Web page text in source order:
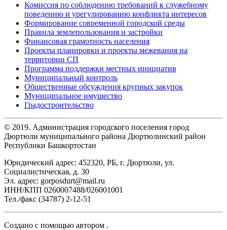
Комиссия по соблюдению требований к служебному
поведению и урегулированию конфликта интересов
Формирование современной городской среды
Правила землепользования и застройки
Финансовая грамотность населения
Проекты планировки и проекты межевания на
территории СП
Программа поддержки местных инициатив
Муниципальный контроль
Общественные обсуждения крупных закупок
Муниципальное имущество
Градостроительство
© 2019. Администрация городского поселения город
Дюртюли муниципального района Дюртюлинский район
Республики Башкортостан
Юридический адрес: 452320, РБ, г. Дюртюли, ул.
Социалистическая, д. 30
Эл. адрес: gorposdurt@mail.ru
ИНН/КПП 0260007488/026001001
Тел./факс (34787) 2-12-51
Создано с помощью автором .